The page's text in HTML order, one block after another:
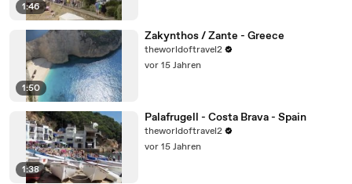
1:46
1:50
Zakynthos / Zante - Greece
theworldoftravel2
vor 15 Jahren
1:38
Palafrugell - Costa Brava - Spain
theworldoftravel2
vor 15 Jahren